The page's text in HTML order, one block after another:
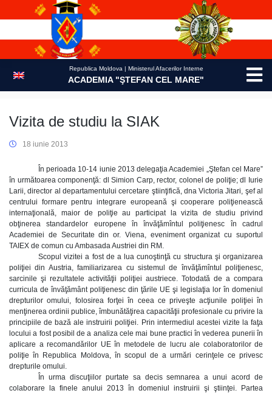
Republica Moldova | Ministerul Afacerilor Interne
ACADEMIA "ŞTEFAN CEL MARE"
Vizita de studiu la SIAK
18 iunie 2013
În perioada 10-14 iunie 2013 delegaţia Academiei „Ştefan cel Mare”
în următoarea componenţă: dl Simion Carp, rector, colonel de poliţie; dl Iurie
Larii, director al departamentului cercetare ştiinţifică, dna Victoria Jitari, şef al
centrului formare pentru integrare europeană şi cooperare poliţienească
internaţională, maior de poliţie au participat la vizita de studiu privind
obţinerea standardelor europene în învăţămîntul poliţienesc în cadrul
Academiei de Securitate din or. Viena, eveniment organizat cu suportul
TAIEX de comun cu Ambasada Austriei din RM.
Scopul vizitei a fost de a lua cunoştinţă cu structura şi organizarea
poliţiei din Austria, familiarizarea cu sistemul de învăţămîntul poliţienesc,
sarcinile şi rezultatele activităţii poliţiei austriece. Totodată de a compara
curricula de învăţământ poliţienesc din ţările UE şi legislaţia lor în domeniul
drepturilor omului, folosirea forţei în ceea ce priveşte acţiunile poliţiei în
menţinerea ordinii publice, îmbunătăţirea capacităţii profesionale cu privire la
principiile de bază ale instruirii poliţiei. Prin intermediul acestei vizite la faţa
locului a fost posibil de a analiza cele mai bune practici în vederea punerii în
aplicare a recomandărilor UE în metodele de lucru ale colaboratorilor de
poliţie în Republica Moldova, în scopul de a urmări cerinţele ce privesc
drepturile omului.
În urma discuţiilor purtate sa decis semnarea a unui acord de
colaborare la finele anului 2013 în domeniul instruirii şi ştiinţei. Partea